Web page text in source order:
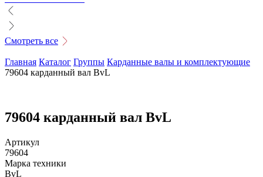
Смотреть все
Главная Каталог Группы Карданные валы и комплектующие
79604 карданный вал BvL
79604 карданный вал BvL
Артикул
79604
Марка техники
BvL